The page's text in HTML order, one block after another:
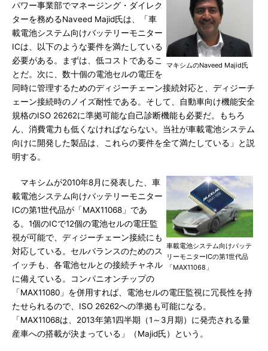
マキシムのNaveed Majid氏
パワー事業部でマネージング・ダイレク
ターを務めるNaveed Majid氏は、「車
載電池システム向けバッテリーモニター
ICは、以下のような要件を満たしている
必要がある。まずは、低コストであるこ
とだ。次に、数十個の電池セルの電圧を
同時に管理するためのディジーチェーン接続対応と、ディジーチ
ェーン接続時のノイズ耐性である。そして、自動車向け機能安全
規格のISO 26262に準拠可能な自己診断機能も必要だ。もちろ
ん、消費電力も低くなければならない。当社が車載電池システム
向けに開発した製品は、これらの要件を全て満たしている」と説
明する。
車載電池システム向けバッテ
リーモニターICの第1世代品
「MAX11068」
マキシムが2010年8月に発表した、車
載電池システム向けバッテリーモニター
ICの第1世代品が「MAX11068」であ
る。1個のICで12個の電池セルの電圧監
視が可能で、ディジーチェーン接続にも
対応している。セルバランスのためのス
イッチも、各電池セルとの接続チャネル
に備えている。コンパニオンチップの
「MAX11080」を併用すれば、電池セルの電圧監視に冗長性を持
たせられるので、ISO 26262への準拠も可能になる。
「MAX11068は、2013年第1四半期（1～3月期）に発売される量
産車への搭載が決まっている」（Majid氏）という。